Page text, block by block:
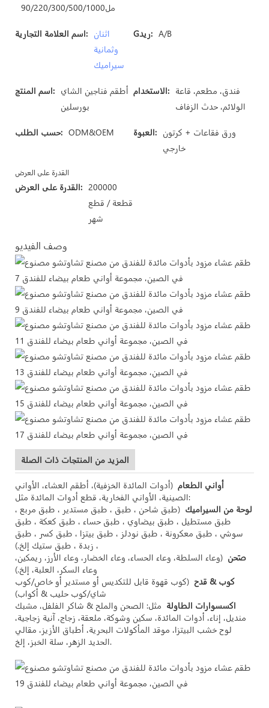
مل90/220/300/500/1000
اسم العلامة التجارية: اثنان
وثمانية
سيراميك
Gريد: A/B
اسم المنتج: أطقم فناجين الشاي
بورسلين
الاستخدام: فندق، مطعم، قاعة
الولائم، حدث الزفاف
حسب الطلب: ODM&OEM العبوة: ورق فقاعات + كرتون
خارجي
القدرة على العرض
القدرة على العرض: 200000
قطعة / قطع
شهر
وصف الفيديو
المزيد من المنتجات ذات الصلة
أواني الطعام (أدوات المائدة الخزفية)، أطقم العشاء، الأواني
الصينية، الأواني الفخارية، قطع أدوات المائدة مثل:
لوحة من السيراميك (طبق شاحن ، طبق ، طبق مستدير ، طبق مربع ،
طبق مستطيل ، طبق بيضاوي ، طبق حساء ، طبق كعكة ، طبق
سوشي ، طبق معكرونة ، طبق نودلز ، طبق بيتزا ، طبق كسر ، طبق
زبدة ، طبق ستيك إلخ.) ،
صَحن (وعاء السلطة، وعاء الحساء، وعاء الخضار، وعاء الأرز، ريمكين،
وعاء السكر، العلبة، إلخ.)
كوب & قدح (كوب قهوة قابل للتكديس أو مستدير أو خاص/كوب
اكسسوارات الطاولة مثل: الصحن والملح & شاكر الفلفل، مشبك
منديل، إناء، أدوات المائدة، سكين وشوكة، ملعقة، زجاج، آنية زجاجية،
لوح خشب البيتزا، موقد المأكولات البحرية، أطباق الأزيز، مقالي
الحديد الزهر، سلة الخبز، إلخ.